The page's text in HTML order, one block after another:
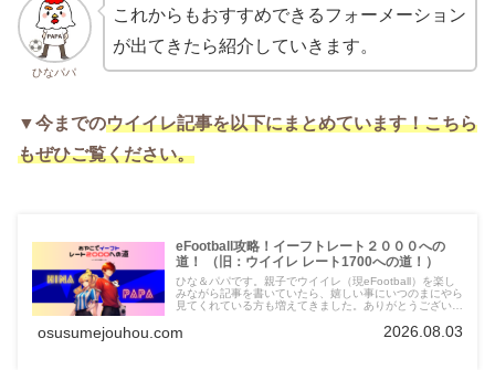
ひなパパ
これからもおすすめできるフォーメーション
が出てきたら紹介していきます。
▼今までのウイイレ記事を以下にまとめています！こちら
もぜひご覧ください。
eFootball攻略！イーフトレート２０００への
道！ （旧：ウイイレ レート1700への道！）
ひな＆パパです。親子でウイイレ（現eFootball）を楽し
みながら記事を書いていたら、嬉しい事にいつのまにやら
見てくれている方も増えてきました。ありがとうございま
したので、「ウイイレ（eFootball）に役立つ記事」のみ
の特別サイトを設けました。ここにウイイレ
osusumejouhou.com 2026.08.03